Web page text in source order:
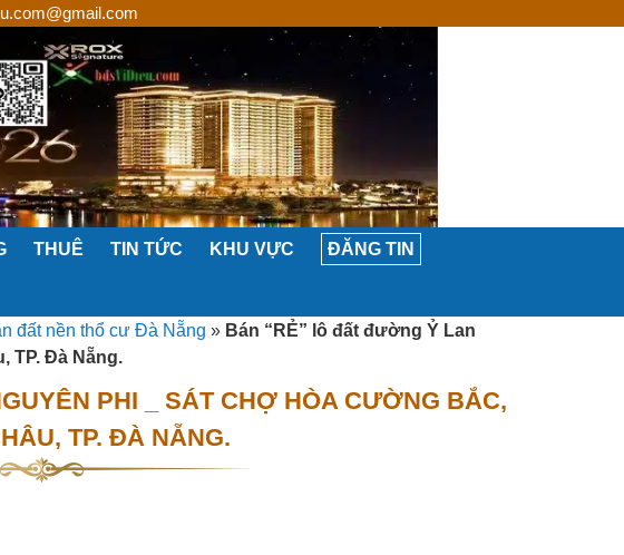
THUÊ TIN TỨC KHU VỰC ĐĂNG TIN
đất nền thổ cư Đà Nẵng » Bán “RẺ” lô đất đường Ỷ Lan
TP. Đà Nẵng.
PHI _ SÁT CHỢ HÒA CƯỜNG BẮC,
TP. ĐÀ NẴNG.